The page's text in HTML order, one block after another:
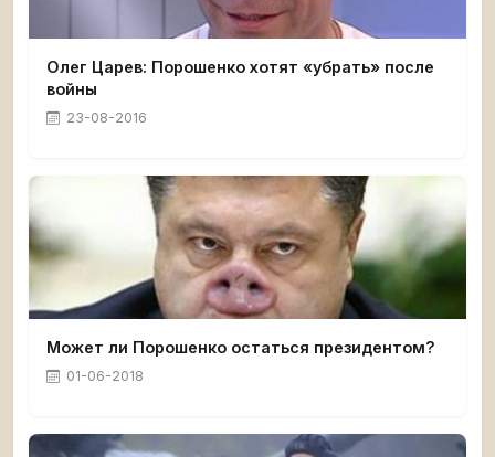
Олег Царев: Порошенко хотят «убрать» после
войны
23-08-2016
Может ли Порошенко остаться президентом?
01-06-2018